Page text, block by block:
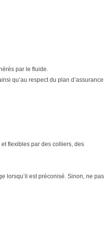
par le fluide.
qu’au respect du plan d’assurance
flexibles par des colliers, des
lorsqu’il est préconisé. Sinon, ne pas